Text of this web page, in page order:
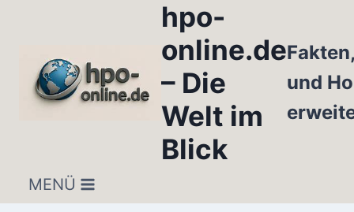
hpo-
online.de
– Die
Welt im
Blick
und
MENÜ